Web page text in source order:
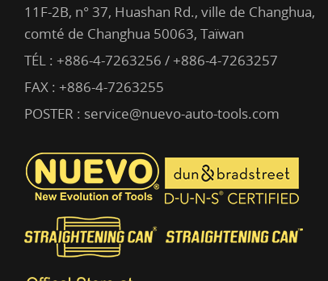
11F-2B, n° 37, Huashan Rd., ville de Changhua,
comté de Changhua 50063, Taïwan
TÉL : +886-4-7263256 / +886-4-7263257
FAX : +886-4-7263255
POSTER : service@nuevo-auto-tools.com